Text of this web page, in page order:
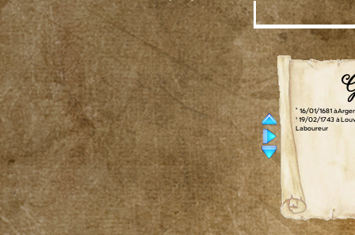
° 16/01/1681 à
† 19/02/1743 à
Laboureur